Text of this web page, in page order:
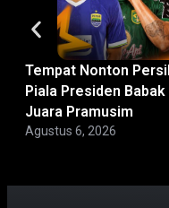
Tempat Nonton
Piala Presiden
Juara Pramusim
Agustus 6, 2026